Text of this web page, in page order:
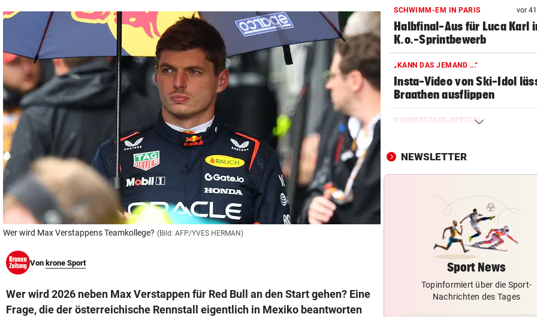
© Krone Multimedia GmbH & Co KG 2026
Muthgasse 2, 1190 Wien
Wer wird Max Verstappens Teamkollege? (Bild: AFP/YVES HERMAN)
Von krone Sport
Wer wird 2026 neben Max Verstappen für Red Bull an den Start gehen? Eine
Frage, die der österreichische Rennstall eigentlich in Mexiko beantworten
SCHWIMM-EM IN PARIS vor
Halbfinal-Aus für Luca Karl
K.o.-Sprintbewerb
„KANN DAS JEMAND ...“
Insta-Video von Ski-Idol
Braathen ausflippen
DONNERSTAGS-SPECIAL
Champions Tour!
HIT IN SALZBURG SCHULD
schon um 18 Uhr spielt
NACH OPERATION
Youngster Maxi Taucher
Nummer 1 erneut
SOMMERCUP 2026
LIVE: Harder Handballfest
NEWSLETTER
Sport News
Topinformiert über die Sport-
Nachrichten des Tages